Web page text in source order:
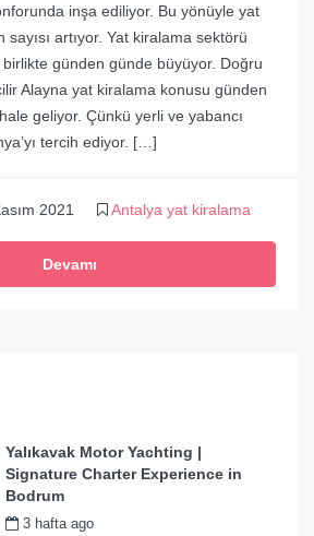
inşa ediliyor. Bu yönüyle yat
sayısı artıyor. Yat kiralama sektörü
günden günde büyüyor. Doğru
Alayna yat kiralama konusu günden
geliyor. Çünkü yerli ve yabancı
tercih ediyor. […]
2021 Antalya yat kiralama
Devamı
Yalıkavak Motor Yachting |
Signature Charter Experience in
Bodrum
3 hafta ago